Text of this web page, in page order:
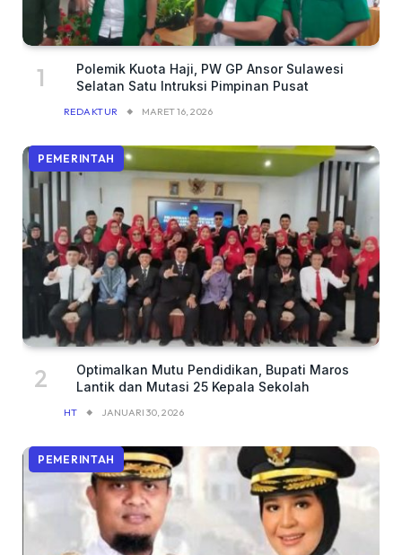
Polemik Kuota Haji, PW GP Ansor Sulawesi
Selatan Satu Intruksi Pimpinan Pusat
REDAKTUR MARET 16, 2026
PEMERINTAH
Optimalkan Mutu Pendidikan, Bupati Maros
Lantik dan Mutasi 25 Kepala Sekolah
HT JANUARI 30, 2026
PEMERINTAH